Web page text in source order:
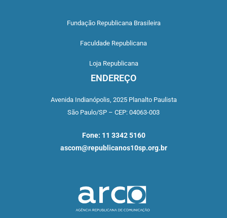
Fundação Republicana Brasileira
Faculdade Republicana
Loja Republicana
ENDEREÇO
Avenida Indianópolis, 2025 Planalto Paulista
São Paulo/SP – CEP: 04063-003
Fone: 11 3342 5160
ascom@republicanos10sp.org.br